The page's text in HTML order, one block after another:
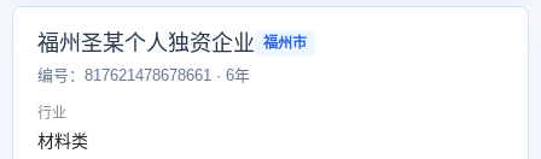
福州圣某个人独资企业 福州市
编号：817621478678661 · 6年
行业
材料类